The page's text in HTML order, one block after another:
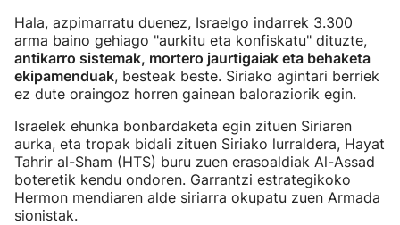
Hala, azpimarratu duenez, Israelgo indarrek 3.300
arma baino gehiago "aurkitu eta konfiskatu" dituzte,
antikarro sistemak, mortero jaurtigaiak eta behaketa
ekipamenduak, besteak beste. Siriako agintari berriek
ez dute oraingoz horren gainean baloraziorik egin.
Israelek ehunka bonbardaketa egin zituen Siriaren
aurka, eta tropak bidali zituen Siriako lurraldera, Hayat
Tahrir al-Sham (HTS) buru zuen erasoaldiak Al-Assad
boteretik kendu ondoren. Garrantzi estrategikoko
Hermon mendiaren alde siriarra okupatu zuen Armada
sionistak.